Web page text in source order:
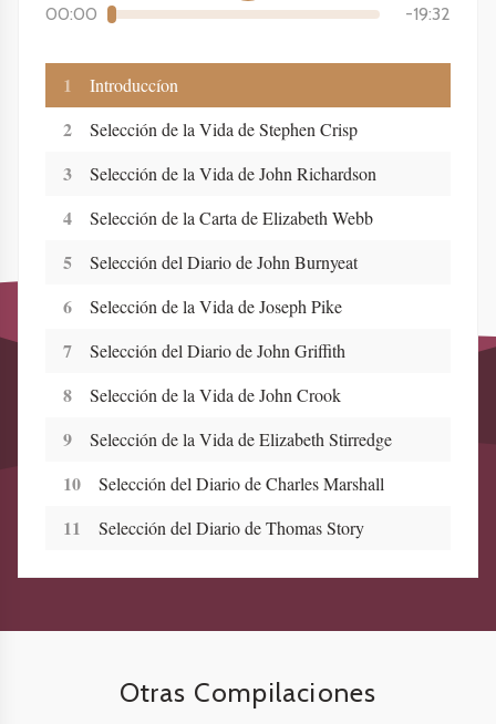
00:00 -19:32
1 Introduccíon
2 Selección de la Vida de Stephen Crisp
3 Selección de la Vida de John Richardson
4 Selección de la Carta de Elizabeth Webb
5 Selección del Diario de John Burnyeat
6 Selección de la Vida de Joseph Pike
7 Selección del Diario de John Griffith
8 Selección de la Vida de John Crook
9 Selección de la Vida de Elizabeth Stirredge
10 Selección del Diario de Charles Marshall
11 Selección del Diario de Thomas Story
Otras Compilaciones